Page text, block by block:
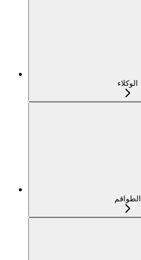
الوكلاء
الطواقم